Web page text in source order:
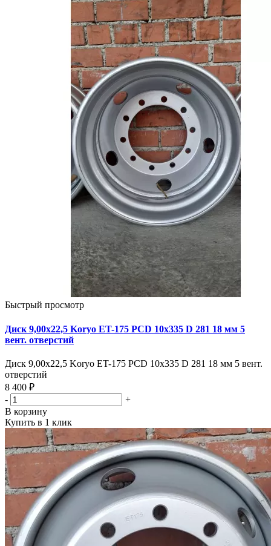
Быстрый просмотр
Диск 9,00х22,5 Koryo ET-175 PCD 10x335 D 281 18 мм 5
вент. отверстий
Диск 9,00х22,5 Koryo ET-175 PCD 10x335 D 281 18 мм 5 вент.
отверстий
8 400 ₽
-
+
В корзину
Купить в 1 клик